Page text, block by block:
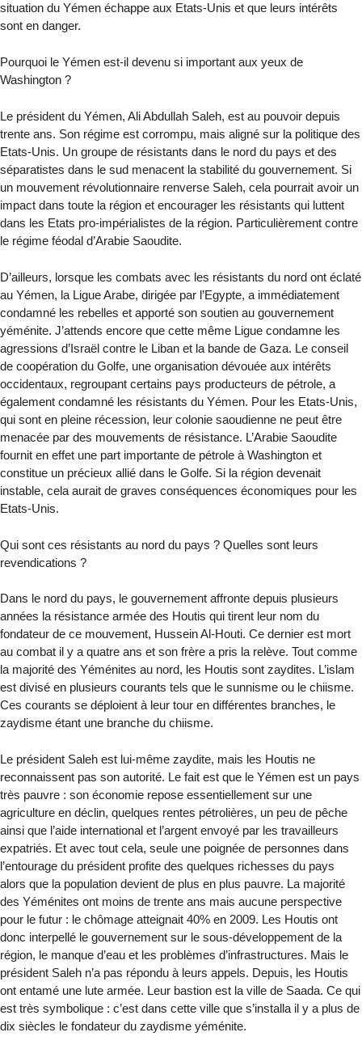
situation du Yémen échappe aux Etats-Unis et que leurs intérêts
sont en danger.
Pourquoi le Yémen est-il devenu si important aux yeux de
Washington ?
Le président du Yémen, Ali Abdullah Saleh, est au pouvoir depuis
trente ans. Son régime est corrompu, mais aligné sur la politique des
Etats-Unis. Un groupe de résistants dans le nord du pays et des
séparatistes dans le sud menacent la stabilité du gouvernement. Si
un mouvement révolutionnaire renverse Saleh, cela pourrait avoir un
impact dans toute la région et encourager les résistants qui luttent
dans les Etats pro-impérialistes de la région. Particulièrement contre
le régime féodal d’Arabie Saoudite.
D’ailleurs, lorsque les combats avec les résistants du nord ont éclaté
au Yémen, la Ligue Arabe, dirigée par l’Egypte, a immédiatement
condamné les rebelles et apporté son soutien au gouvernement
yéménite. J’attends encore que cette même Ligue condamne les
agressions d’Israël contre le Liban et la bande de Gaza. Le conseil
de coopération du Golfe, une organisation dévouée aux intérêts
occidentaux, regroupant certains pays producteurs de pétrole, a
également condamné les résistants du Yémen. Pour les Etats-Unis,
qui sont en pleine récession, leur colonie saoudienne ne peut être
menacée par des mouvements de résistance. L’Arabie Saoudite
fournit en effet une part importante de pétrole à Washington et
constitue un précieux allié dans le Golfe. Si la région devenait
instable, cela aurait de graves conséquences économiques pour les
Etats-Unis.
Qui sont ces résistants au nord du pays ? Quelles sont leurs
revendications ?
Dans le nord du pays, le gouvernement affronte depuis plusieurs
années la résistance armée des Houtis qui tirent leur nom du
fondateur de ce mouvement, Hussein Al-Houti. Ce dernier est mort
au combat il y a quatre ans et son frère a pris la relève. Tout comme
la majorité des Yéménites au nord, les Houtis sont zaydites. L’islam
est divisé en plusieurs courants tels que le sunnisme ou le chiisme.
Ces courants se déploient à leur tour en différentes branches, le
zaydisme étant une branche du chiisme.
Le président Saleh est lui-même zaydite, mais les Houtis ne
reconnaissent pas son autorité. Le fait est que le Yémen est un pays
très pauvre : son économie repose essentiellement sur une
agriculture en déclin, quelques rentes pétrolières, un peu de pêche
ainsi que l’aide international et l’argent envoyé par les travailleurs
expatriés. Et avec tout cela, seule une poignée de personnes dans
l’entourage du président profite des quelques richesses du pays
alors que la population devient de plus en plus pauvre. La majorité
des Yéménites ont moins de trente ans mais aucune perspective
pour le futur : le chômage atteignait 40% en 2009. Les Houtis ont
donc interpellé le gouvernement sur le sous-développement de la
région, le manque d’eau et les problèmes d’infrastructures. Mais le
président Saleh n’a pas répondu à leurs appels. Depuis, les Houtis
ont entamé une lute armée. Leur bastion est la ville de Saada. Ce qui
est très symbolique : c’est dans cette ville que s’installa il y a plus de
dix siècles le fondateur du zaydisme yéménite.